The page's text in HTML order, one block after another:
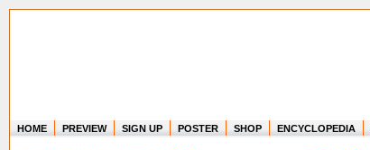
HOME PREVIEW SIGN UP POSTER SHOP ENCYCLOPEDIA